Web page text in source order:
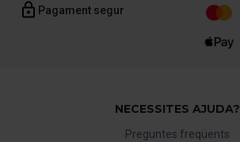
Pagament segur
NECESSITES AJUDA?
Preguntes freqüents